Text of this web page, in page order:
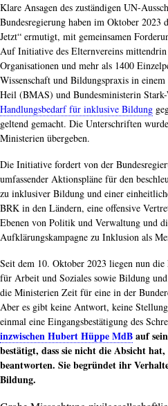
Klare Ansagen des zuständigen UN-
Bundesregierung haben im Oktober
Jetzt“ ermutigt, mit gemeinsamen
Auf Initiative des Elternvereins mittendrin
Organisationen und mehr als 1400
Wissenschaft und Bildungspraxis in
Heil (BMAS) und Bundesministerin
Handlungsbedarf für inklusive Bildung
geltend gemacht. Die Unterschriften
Ministerien übergeben.
Die Initiative fordert von der
umfassender Aktionspläne für den
zu inklusiver Bildung und einer
BRK in den Ländern, eine offensive
Ebenen von Politik und Verwaltung und
Aufklärungskampagne zu Inklusion als
Seit dem 10. Oktober 2023 liegen nun
für Arbeit und Soziales sowie Bildung
die Ministerien Zeit für eine in der
Aber es gibt keine Antwort, keine
einmal eine Eingangsbestätigung des
inzwischen Hubert Hüppe MdBauf
bestätigt, dass sie nicht die Absicht
beantworten. Sie begründet ihr
Bildung.